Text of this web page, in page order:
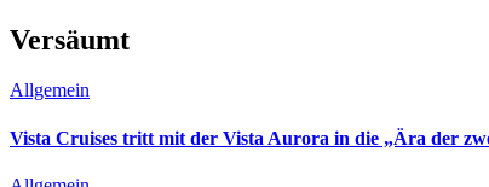
Versäumt
Allgemein
Vista Cruises tritt mit der Vista Aurora in die „Ära der